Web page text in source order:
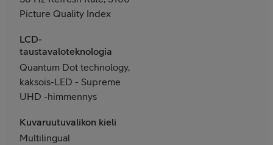
Picture Quality Index
LCD-
taustavaloteknologia
Quantum Dot technology,
kaksois-LED - Supreme
UHD -himmennys
Kuvaruutuvalikon kieli
Multilingual